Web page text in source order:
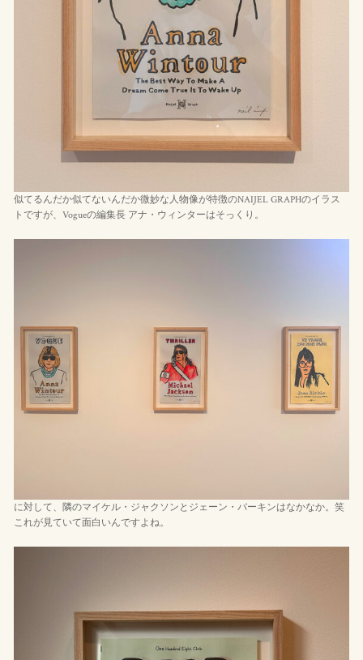
似てるんだか似てないんだか微妙な人物像が特徴のNAIJEL GRAPHのイラス
トですが、Vogueの編集長 アナ・ウィンターはそっくり。
に対して、隣のマイケル・ジャクソンとジェーン・バーキンはなかなか。笑
これが見ていて面白いんですよね。